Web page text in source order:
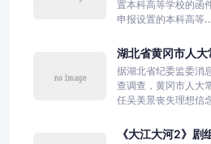
置本科高等学校的函
申报设置的本科高等
湖北省黄冈市人
据湖北省纪委监委消
查调查，黄冈市人大
任吴美景丧失理想信
《大江大河2》剧